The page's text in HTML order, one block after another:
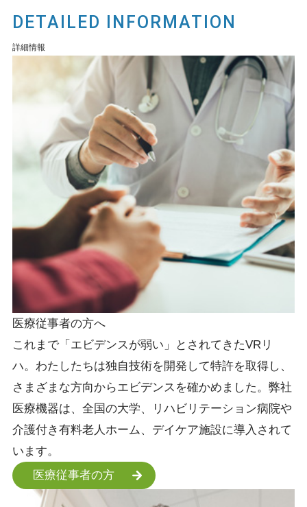
DETAILED INFORMATION
詳細情報
医療従事者の方へ
これまで「エビデンスが弱い」とされてきたVRリ
ハ。わたしたちは独自技術を開発して特許を取得し、
さまざまな方向からエビデンスを確かめました。弊社
医療機器は、全国の大学、リハビリテーション病院や
介護付き有料老人ホーム、デイケア施設に導入されて
います。
医療従事者の方